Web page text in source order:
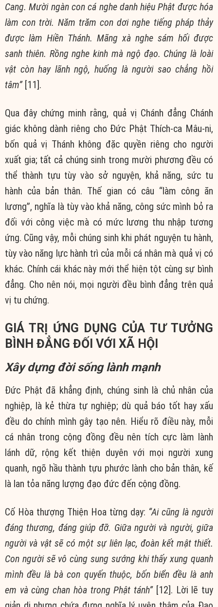
Cang. Mười ngàn con cá nghe danh hiệu Phật được hóa
làm con trời. Năm trăm con dơi nghe tiếng pháp thảy
được làm Hiền Thánh. Mãng xà nghe sám hối được
sanh thiên. Rồng nghe kinh mà ngộ đạo. Chúng là loài
vật còn hay lãnh ngộ, huống là người sao chẳng hồi
tâm”[11].
Qua đây chứng minh rằng, quả vị Chánh đẳng Chánh
giác không dành riêng cho Đức Phật Thích-ca Mâu-ni,
bốn quả vị Thánh không đặc quyền riêng cho người
xuất gia; tất cả chúng sinh trong mười phương đều có
thể thành tựu tùy vào sở nguyện, khả năng, sức tu
hành của bản thân. Thế gian có câu “làm công ăn
lương”, nghĩa là tùy vào khả năng, công sức mình bỏ ra
đối với công việc mà có mức lương thu nhập tương
ứng. Cũng vậy, mỗi chúng sinh khi phát nguyện tu hành,
tùy vào năng lực hành trì của mỗi cá nhân mà quả vị có
khác. Chính cái khác này mới thể hiện tột cùng sự bình
đẳng. Cho nên nói, mọi người đều bình đẳng trên quả
vị tu chứng.
GIÁ TRỊ ỨNG DỤNG CỦA TƯ TƯỞNG
BÌNH ĐẲNG ĐỐI VỚI XÃ HỘI
Xây dựng đời sống lành mạnh
Đức Phật đã khẳng định, chúng sinh là chủ nhân của
nghiệp, là kẻ thừa tự nghiệp; dù quả báo tốt hay xấu
đều do chính mình gây tạo nên. Hiểu rõ điều này, mỗi
cá nhân trong cộng đồng đều nên tích cực làm lành
lánh dữ, rộng kết thiện duyên với mọi người xung
quanh, ngõ hầu thành tựu phước lành cho bản thân, kế
là lan tỏa năng lượng đạo đức đến cộng đồng.
Cố Hòa thượng Thiện Hoa từng dạy: “Ai cũng là người
đáng thương, đáng giúp đỡ. Giữa người và người, giữa
người và vật sẽ có một sự liên lạc, đoàn kết mật thiết.
Con người sẽ vô cùng sung sướng khi thấy xung quanh
mình đều là bà con quyến thuộc, bốn biển đều là anh
em và cùng chan hòa trong Phật tánh”[12]. Lời lẽ tuy